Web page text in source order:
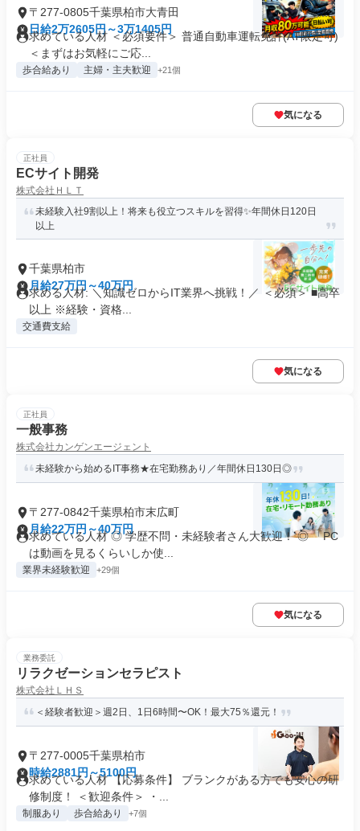
〒277-0805千葉県柏市大青田
日給2万2605円～3万1405円
求めている人材 ＜必須要件＞ 普通自動車運転免許(AT限定可)
＜まずはお気軽にご応...
歩合給あり 主婦・主夫歓迎 +21個
気になる
正社員
ECサイト開発
株式会社ＨＬＴ
未経験入社9割以上！将来も役立つスキルを習得✨年間休日120日
以上
千葉県柏市
月給27万円～40万円
求める人材: ＼知識ゼロからIT業界へ挑戦！／ ＜必須＞ ■高卒
以上 ※経験・資格...
交通費支給
気になる
正社員
一般事務
株式会社カンゲンエージェント
未経験から始めるIT事務★在宅勤務あり／年間休日130日◎
〒277-0842千葉県柏市末広町
月給22万円～40万円
求めている人材 ◎ 学歴不問・未経験者さん大歓迎！ ◎ 「PC
は動画を見るくらいしか使...
業界未経験歓迎 +29個
気になる
業務委託
リラクゼーションセラピスト
株式会社ＬＨＳ
＜経験者歓迎＞週2日、1日6時間〜OK！最大75％還元！
〒277-0005千葉県柏市
時給2881円～5100円
求めている人材 【応募条件】 ブランクがある方でも安心の研
修制度！ ＜歓迎条件＞ ・...
制服あり 歩合給あり +7個